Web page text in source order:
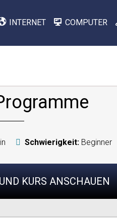
INTERNET COMPUTER
Schwierigkeit: Beginner
KURS ANSCHAUEN